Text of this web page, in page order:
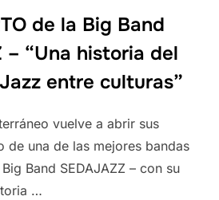
de la Big Band
– “Una historia del
entre culturas”
vuelve a abrir sus
de una de las mejores bandas
Band SEDAJAZZ – con su
…